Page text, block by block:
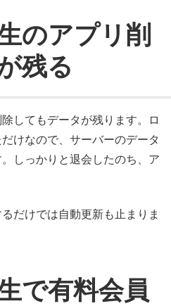
のアプリ削
残る
してもデータが残ります。ロ
けなので、サーバーのデータ
しっかりと退会したのち、ア
だけでは自動更新も止まりま
で有料会員